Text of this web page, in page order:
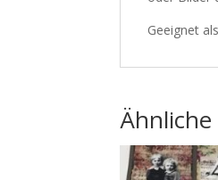
Geeignet